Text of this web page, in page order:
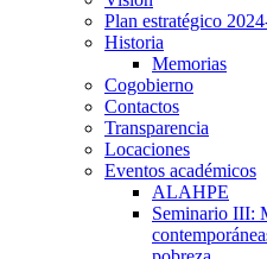
Plan estratégico
Historia
Memorias
Cogobierno
Contactos
Transparencia
Locaciones
Eventos académicos
ALAHPE
Seminario III: